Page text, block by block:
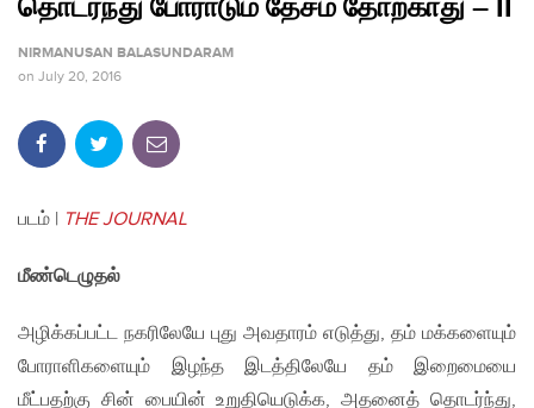
தொடர்ந்து போராடும் தேசம் தோற்காது – II
NIRMANUSAN BALASUNDARAM
on July 20, 2016
படம் | THE JOURNAL
மீண்டெழுதல்
அழிக்கப்பட்ட நகரிலேயே புது அவதாரம் எடுத்து, தம் மக்களையும்
போராளிகளையும் இழந்த இடத்திலேயே தம் இறைமையை
மீட்பதற்கு சின் பையின் உறுதியெடுக்க, அதனைத் தொடர்ந்து,